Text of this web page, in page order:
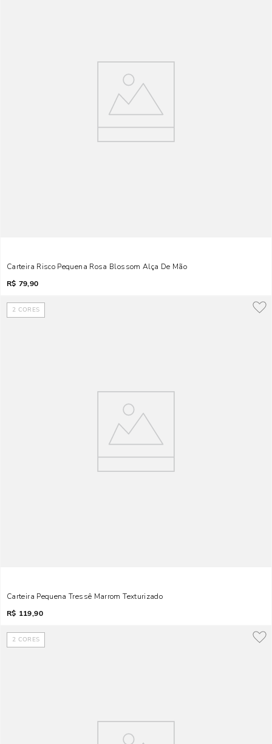
Carteira Risco Pequena Rosa Blossom Alça De Mão
R$ 79,90
2 CORES
Carteira Pequena Tressê Marrom Texturizado
R$ 119,90
2 CORES